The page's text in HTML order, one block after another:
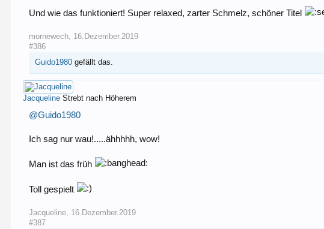
Und wie das funktioniert! Super relaxed, zarter Schmelz, schöner Titel
mornewech, 16.Dezember.2019
#386
Guido1980 gefällt das.
Jacqueline Strebt nach Höherem
@Guido1980
Ich sag nur wau!.....ähhhhh, wow!
Man ist das früh
Toll gespielt
Jacqueline, 16.Dezember.2019
#387